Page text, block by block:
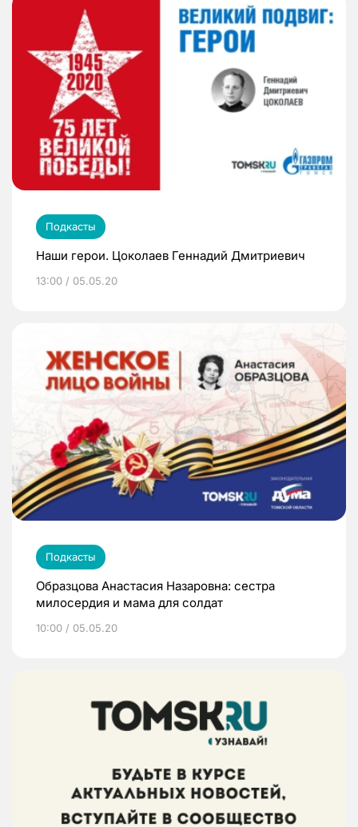
Подкасты
Наши герои. Цоколаев Геннадий Дмитриевич
13:00 / 05.05.20
Подкасты
Образцова Анастасия Назаровна: сестра
милосердия и мама для солдат
10:00 / 05.05.20